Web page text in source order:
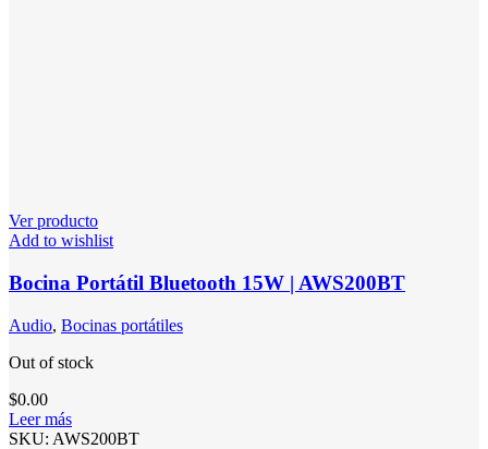
Ver producto
Add to wishlist
Bocina Portátil Bluetooth 15W | AWS200BT
Audio, Bocinas portátiles
Out of stock
$0.00
Leer más
SKU: AWS200BT